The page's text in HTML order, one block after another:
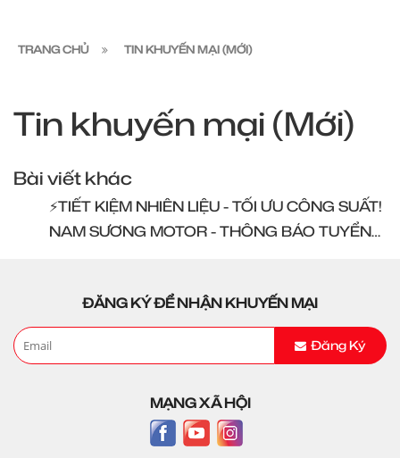
TRANG CHỦ TIN KHUYẾN MẠI (MỚI)
Tin khuyến mại (Mới)
Bài viết khác
⚡️TIẾT KIỆM NHIÊN LIỆU - TỐI ƯU CÔNG SUẤT!
NAM SƯƠNG MOTOR - THÔNG BÁO TUYỂN
ĐĂNG KÝ ĐỂ NHẬN KHUYẾN MẠI
Đăng Ký
MẠNG XÃ HỘI